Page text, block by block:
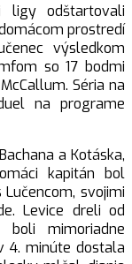
ligy odštartovali
prostredí
výsledkom
so 17 bodmi
Séria na
na programe
a Kotáska,
kapitán bol
svojimi
Levice dreli od
mimoriadne
4. minúte dostala